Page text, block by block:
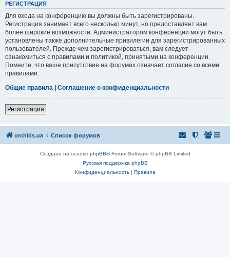
РЕГИСТРАЦИЯ
Для входа на конференцию вы должны быть зарегистрированы.
Регистрация занимает всего несколько минут, но предоставляет вам
более широкие возможности. Администратором конференции могут быть
установлены также дополнительные привилегии для зарегистрированных
пользователей. Прежде чем зарегистрироваться, вам следует
ознакомиться с правилами и политикой, принятыми на конференции.
Помните, что ваше присутствие на форумах означает согласие со всеми
правилами.
Общие правила | Соглашение о конфиденциальности
Регистрация
orchids.ua Список форумов
Создано на основе phpBB® Forum Software © phpBB Limited
Русская поддержка phpBB
Конфиденциальность| Правила